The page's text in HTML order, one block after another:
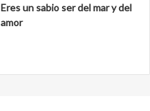
Eres un sabio ser del mar y del
amor